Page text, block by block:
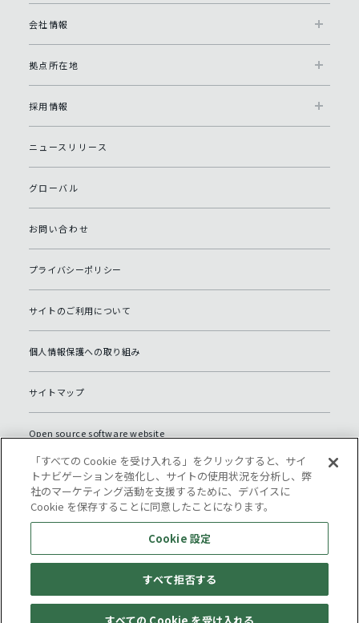
会社情報
拠点所在地
採用情報
ニュースリリース
グローバル
お問い合わせ
© Komatsu NTC.
プライバシーポリシー
サイトのご利用について
個人情報保護への取り組み
サイトマップ
Open source software website
Cookie 設定
「すべての Cookie を受け入れる」をクリックすると、サイ
トナビゲーションを強化し、サイトの使用状況を分析し、弊
社のマーケティング活動を支援するために、デバイスに
Cookie を保存することに同意したことになります。
Cookie 設定
すべて拒否する